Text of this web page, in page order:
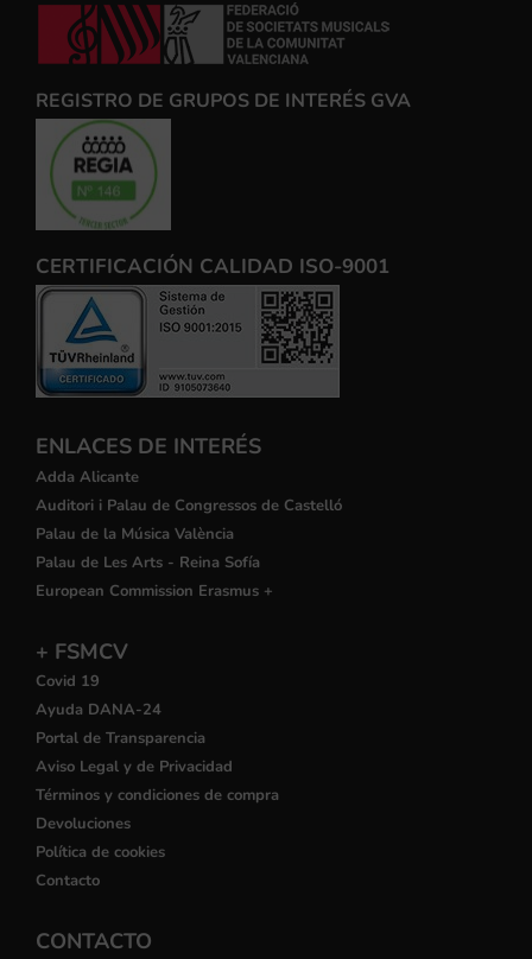
REGISTRO DE GRUPOS DE INTERÉS GVA
CERTIFICACIÓN CALIDAD ISO-9001
ENLACES DE INTERÉS
Adda Alicante
Auditori i Palau de Congressos de Castelló
Palau de la Música València
Palau de Les Arts - Reina Sofía
European Commission Erasmus +
+ FSMCV
Covid 19
Ayuda DANA-24
Portal de Transparencia
Aviso Legal y de Privacidad
Términos y condiciones de compra
Devoluciones
Política de cookies
Contacto
CONTACTO